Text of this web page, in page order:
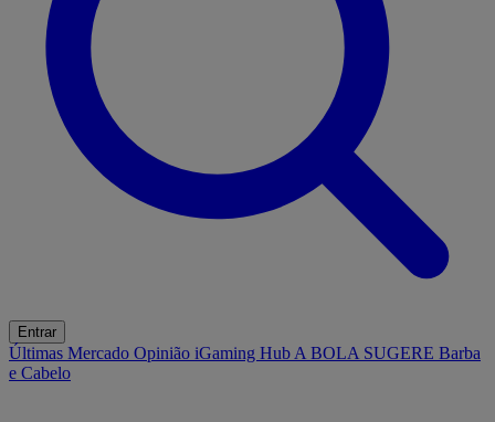
Entrar
Últimas Mercado Opinião iGaming Hub A BOLA SUGERE Barba
e Cabelo